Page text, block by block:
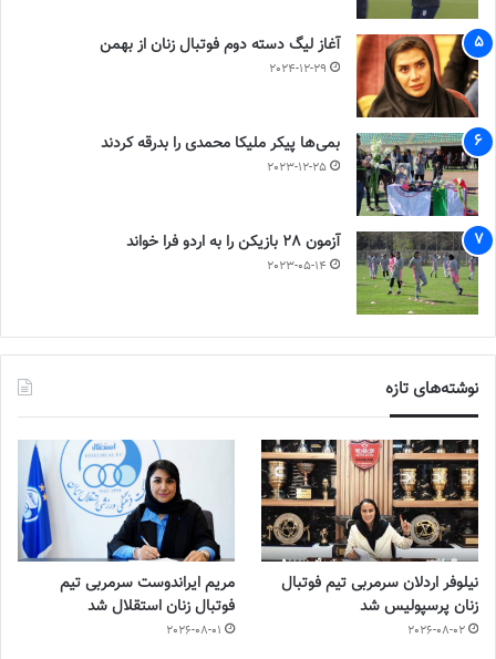
آغاز لیگ دسته دوم فوتبال زنان از بهمن
2024-12-29
بمی‌ها پیکر ملیکا محمدی را بدرقه کردند
2023-12-25
آزمون 28 بازیکن را به اردو فرا خواند
2023-05-14
نوشته‌های تازه
نیلوفر اردلان سرمربی تیم فوتبال
زنان پرسپولیس شد
2026-08-02
مریم ایراندوست سرمربی تیم
فوتبال زنان استقلال شد
2026-08-01